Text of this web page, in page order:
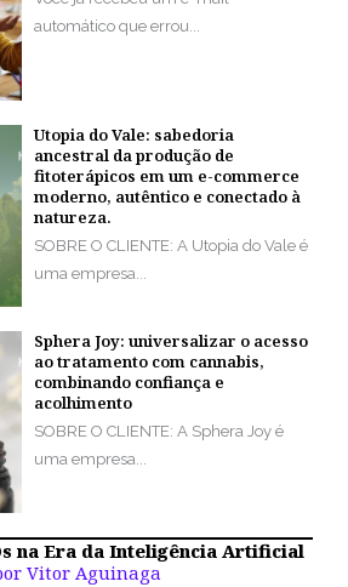
automático que errou...
Utopia do Vale: sabedoria
ancestral da produção de
fitoterápicos em um e-commerce
moderno, autêntico e conectado à
natureza.
SOBRE O CLIENTE: A Utopia do Vale é
uma empresa...
Sphera Joy: universalizar o acesso
ao tratamento com cannabis,
combinando confiança e
acolhimento
SOBRE O CLIENTE: A Sphera Joy é
uma empresa...
na Era da Inteligência Artificial
Vitor Aguinaga